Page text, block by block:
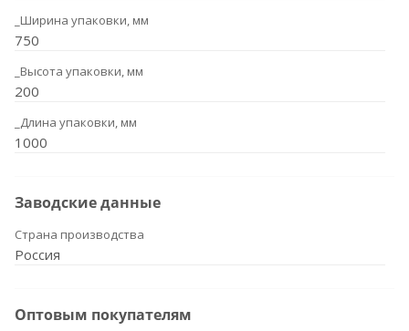
_Ширина упаковки, мм
750
_Высота упаковки, мм
200
_Длина упаковки, мм
1000
Заводские данные
Страна производства
Россия
Оптовым покупателям